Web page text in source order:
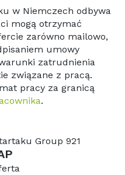
w Niemczech odbywa
mogą otrzymać
zarówno mailowo,
umowy
zatrudnienia
związane z pracą.
pracy za granicą
.